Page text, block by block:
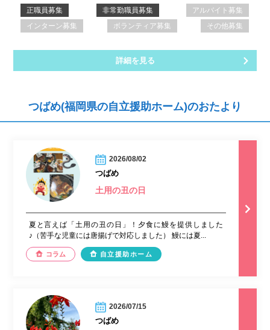
正職員募集 非常勤職員募集
アルバイト募集
インターン募集
ボランティア募集 その他募集
詳細を見る
つばめ(福岡県の自立援助ホーム)のおたより
2026/08/02
つばめ
土用の丑の日
夏と言えば「土用の丑の日」！夕食に鰻を提供しました
♪（苦手な児童には唐揚げで対応しました） 鰻には夏...
コラム 自立援助ホーム
2026/07/15
つばめ